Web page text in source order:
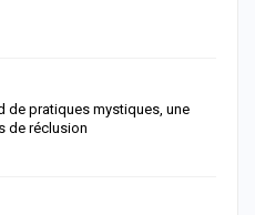
de pratiques mystiques, une
de réclusion